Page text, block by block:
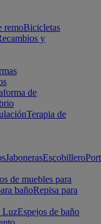
remoBicicletas
y
de
Terapia de
JabonerasEscobillero
de muebles para
bañoRepisa para
LuzEspejos de baño